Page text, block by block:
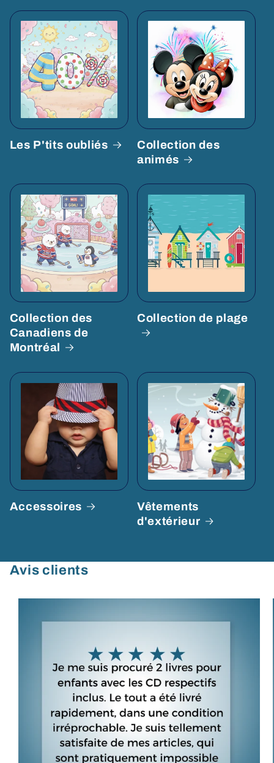
Les P'tits oubliés
Collection des
animés
Collection des
Canadiens de
Montréal
Collection de plage
Accessoires
Vêtements
d'extérieur
Avis clients